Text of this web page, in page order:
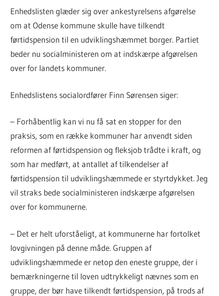
Enhedslisten glæder sig over ankestyrelsens afgørelse
om at Odense kommune skulle have tilkendt
førtidspension til en udviklingshæmmet borger. Partiet
beder nu socialministeren om at indskærpe afgørelsen
over for landets kommuner.
Enhedslistens socialordfører Finn Sørensen siger:
– Forhåbentlig kan vi nu få sat en stopper for den
praksis, som en række kommuner har anvendt siden
reformen af førtidspension og fleksjob trådte i kraft, og
som har medført, at antallet af tilkendelser af
førtidspension til udviklingshæmmede er styrtdykket. Jeg
vil straks bede socialministeren indskærpe afgørelsen
over for kommunerne.
– Det er helt uforståeligt, at kommunerne har fortolket
lovgivningen på denne måde. Gruppen af
udviklingshæmmede er netop den eneste gruppe, der i
bemærkningerne til loven udtrykkeligt nævnes som en
gruppe, der bør have tilkendt førtidspension, på trods af